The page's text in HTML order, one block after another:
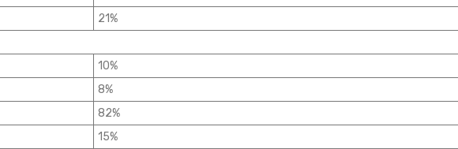
21%
10%
8%
82%
15%